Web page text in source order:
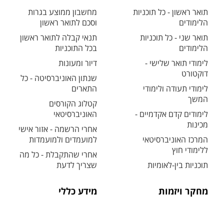
תואר ראשון - כל תוכניות
הלימודים
תואר שני - כל תוכניות
הלימודים
לימודי תואר שלישי -
דוקטורט
לימודי תעודה ולימודי
המשך
לימודים קדם אקדמיים -
מכינות
המרכז האוניברסיטאי
ללימודי חוץ
תוכניות בין-לאומיות
מחשבון ממוצע בגרות
וסכם לתואר ראשון
תנאי קבלה לתואר ראשון
בכל התוכניות
דיור ומעונות
שנתון האוניברסיטה - כל
התארים
קטלוג הקורסים
האוניברסיטאי
אחרי הרשמה - אזור אישי
למועמדים ולמועמדות
אחרי שהתקבלת - כל מה
שצריך לדעת
מחקר ויזמות מידע כללי